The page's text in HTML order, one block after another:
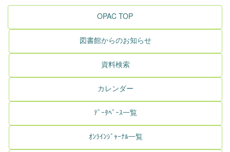
OPAC TOP
図書館からのお知らせ
資料検索
カレンダー
ﾃﾞｰﾀﾍﾞｰｽ一覧
ｵﾝﾗｲﾝｼﾞｬｰﾅﾙ一覧